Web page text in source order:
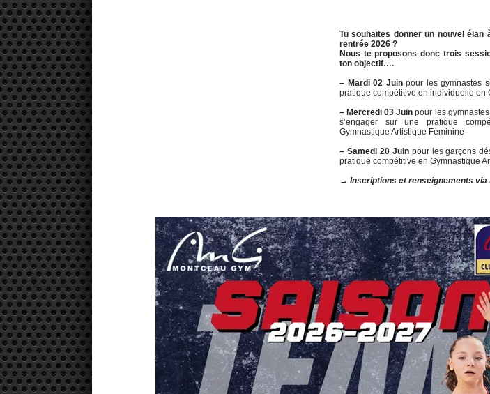
Tu souhaites donner un nouvel élan
rentrée 2026 ?
Nous te proposons donc trois
ton objectif….
– Mardi 02 Juinpour les gymnastes
pratique compétitive en individuelle en
– Mercredi 03 Juin pour les
s’engager sur une pratique
Gymnastique Artistique Féminine
– Samedi 20 Juinpour les garçons
pratique compétitive en Gymnastique
→ Inscriptions et renseignements via